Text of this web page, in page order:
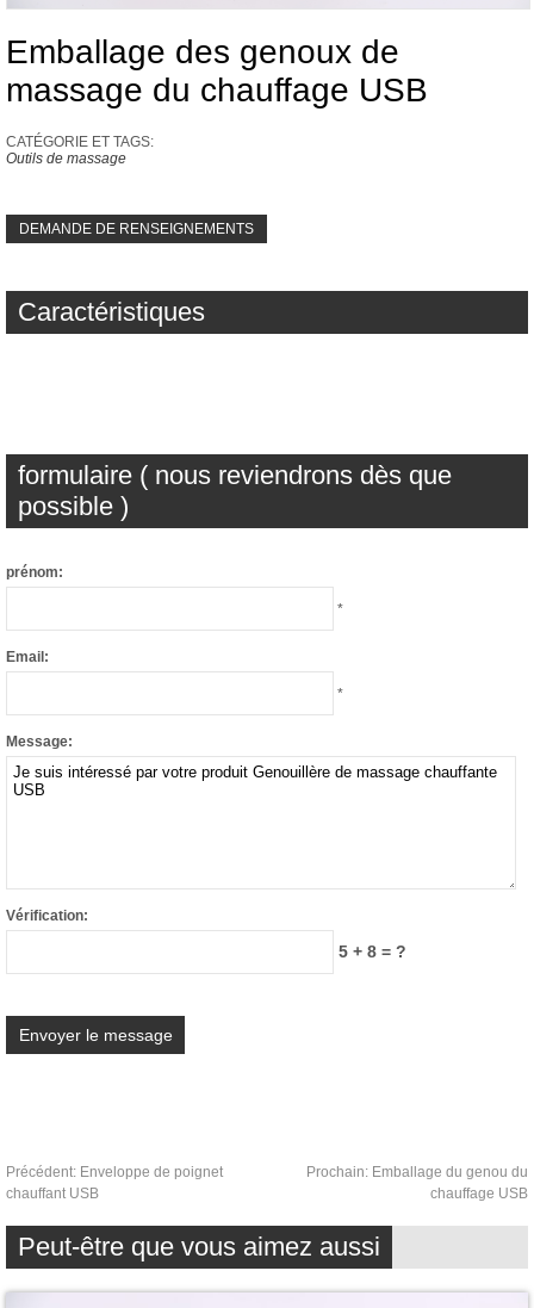
Emballage des genoux de
massage du chauffage USB
CATÉGORIE ET ​​TAGS:
Outils de massage
DEMANDE DE RENSEIGNEMENTS
Caractéristiques
formulaire ( nous reviendrons dès que
possible )
prénom:
*
Email:
*
Message:
Vérification:
5 + 8 = ?
Précédent: Enveloppe de poignet
chauffant USB
Prochain: Emballage du genou du
chauffage USB
Peut-être que vous aimez aussi